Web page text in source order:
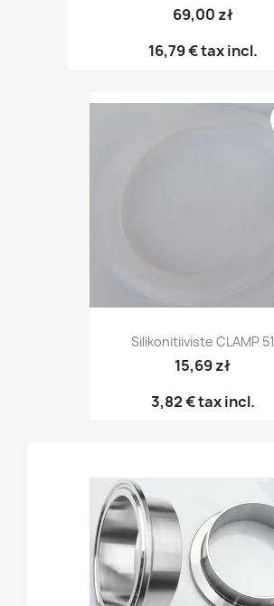
69,00 zł
16,79 €tax incl.
Silikonitiiviste CLAMP 51
15,69 zł
3,82 €tax incl.